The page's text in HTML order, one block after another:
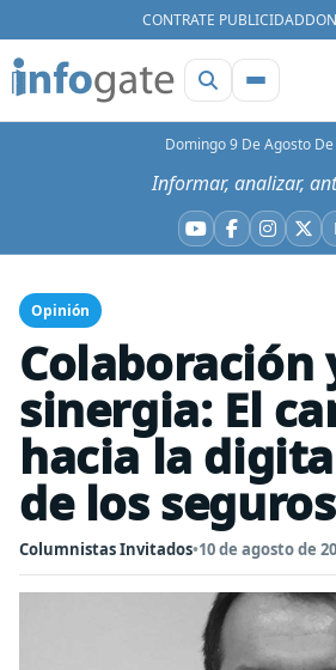
CONTRATE PUBLICIDAD
Domingo 9 De Agosto
Informar, analizar,
YouTube
Facebook
X
Opinión
Colaboración
sinergia: El
hacia la
de los seguros
Columnistas Invitados•10 de agosto de